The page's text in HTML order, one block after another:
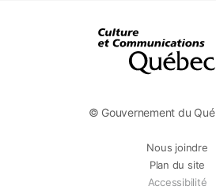
© Gouvernement du
Nous joindre
Plan du site
Accessibilité